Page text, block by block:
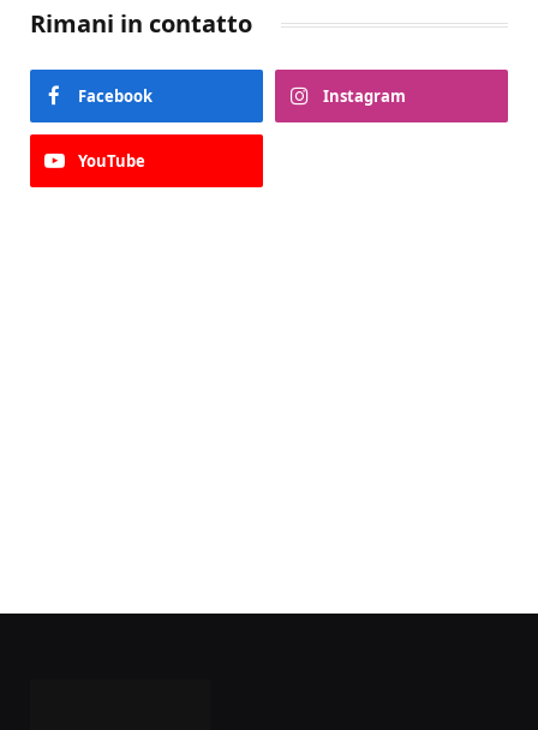
Rimani in contatto
Facebook Instagram
YouTube